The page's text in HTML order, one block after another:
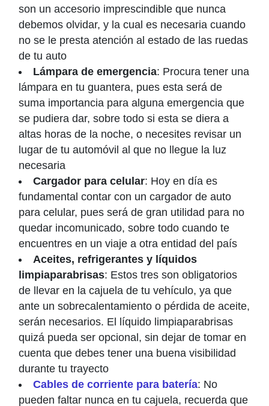
son un accesorio imprescindible que nunca
debemos olvidar, y la cual es necesaria cuando
no se le presta atención al estado de las ruedas
de tu auto
Lámpara de emergencia: Procura tener una
lámpara en tu guantera, pues esta será de
suma importancia para alguna emergencia que
se pudiera dar, sobre todo si esta se diera a
altas horas de la noche, o necesites revisar un
lugar de tu automóvil al que no llegue la luz
necesaria
Cargador para celular: Hoy en día es
fundamental contar con un cargador de auto
para celular, pues será de gran utilidad para no
quedar incomunicado, sobre todo cuando te
encuentres en un viaje a otra entidad del país
Aceites, refrigerantes y líquidos
limpiaparabrisas: Estos tres son obligatorios
de llevar en la cajuela de tu vehículo, ya que
ante un sobrecalentamiento o pérdida de aceite,
serán necesarios. El líquido limpiaparabrisas
quizá pueda ser opcional, sin dejar de tomar en
cuenta que debes tener una buena visibilidad
durante tu trayecto
Cables de corriente para batería: No
pueden faltar nunca en tu cajuela, recuerda que